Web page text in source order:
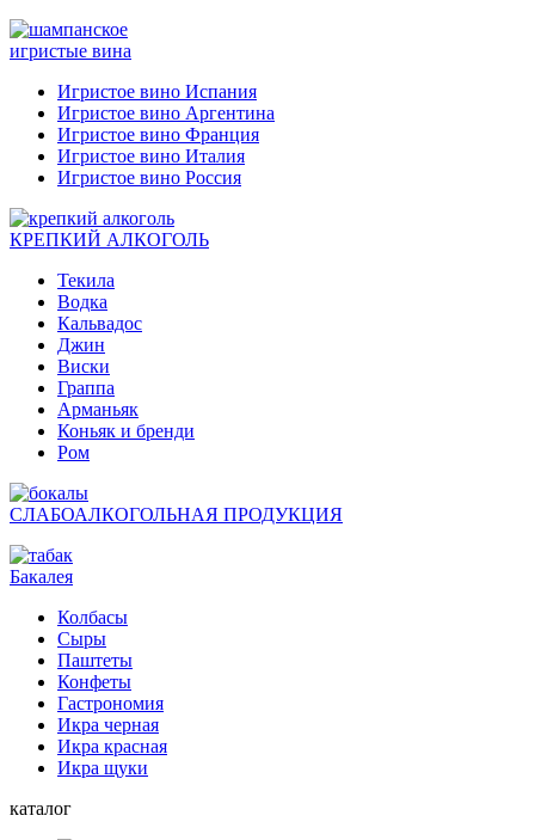
игристые вина
Игристое вино Испания
Игристое вино Аргентина
Игристое вино Франция
Игристое вино Италия
Игристое вино Россия
КРЕПКИЙ АЛКОГОЛЬ
Текила
Водка
Кальвадос
Джин
Виски
Граппа
Арманьяк
Коньяк и бренди
Ром
СЛАБОАЛКОГОЛЬНАЯ ПРОДУКЦИЯ
Бакалея
Колбасы
Сыры
Паштеты
Конфеты
Гастрономия
Икра черная
Икра красная
Икра щуки
каталог